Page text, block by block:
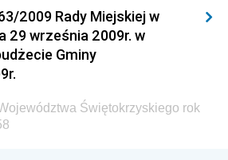
Generalnej Dyrekcji Dróg
Ministra Środowiska
Ministra Edukacji
2009 Rady Miejskiej w
29 września 2009r. w
Gminy
Świętokrzyskiego rok